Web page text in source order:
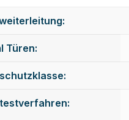
Türen: